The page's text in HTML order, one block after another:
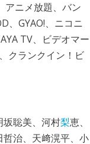
アニメ放題、バン
、GYAO!、ニコニ
TV、ビデオマー
クランクイン！ビ
坂聡美、河村梨恵、
治、天﨑滉平、小